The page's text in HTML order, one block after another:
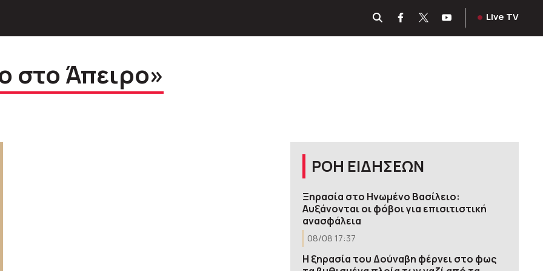
Live TV
στο Άπειρο»
ΡΟΗ ΕΙΔΗΣΕΩΝ
Ξηρασία στο Ηνωμένο Βασίλειο:
Αυξάνονται οι φόβοι για επισιτιστική
ανασφάλεια
08/08 17:37
Η ξηρασία του Δούναβη φέρνει στο φως